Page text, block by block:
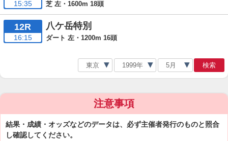
15:35 芝 左・1600m 18頭
12R
16:15
八ケ岳特別
ダート 左・1200m 16頭
検索
注意事項
結果・成績・オッズなどのデータは、必ず主催者発行のものと照合
し確認してください。